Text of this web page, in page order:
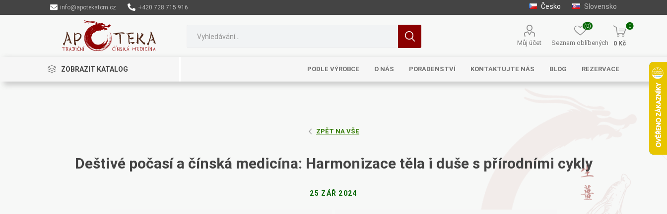
info@apotekatcm.cz +420 728 715 916 Česko Slovensko
Můj účet Seznam oblíbených
(0) 0
0 Kč
ZOBRAZIT KATALOG PODLE VÝROBCE O NÁS PORADENSTVÍ KONTAKTUJTE NÁS BLOG REZERVACE
ZPĚT NA VŠE
Deštivé počasí a čínská medicína: Harmonizace těla i duše s přírodními cykly
25 ZÁŘ 2024